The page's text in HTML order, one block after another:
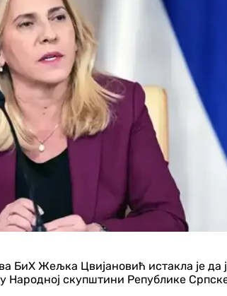
БиХ Жељка Цвијановић истакла је да
у Народној скупштини Републике